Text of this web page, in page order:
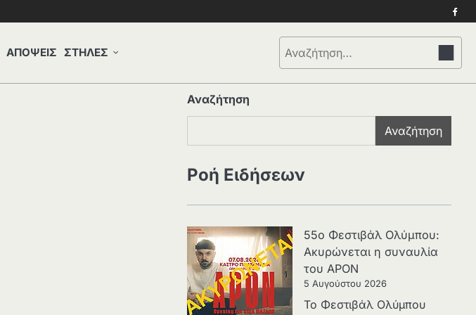
ΑΠΟΨΕΙΣ ΣΤΗΛΕΣ
Αναζήτηση
για:
Αναζήτηση
Αναζήτηση
Ροή Ειδήσεων
55ο Φεστιβάλ Ολύμπου:
Ακυρώνεται η συναυλία
του APON
5 Αυγούστου 2026
Το Φεστιβάλ Ολύμπου